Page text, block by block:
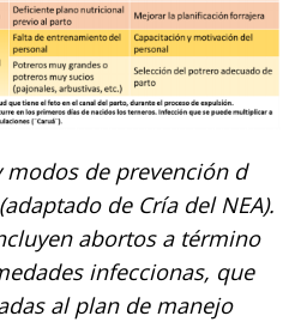
modos de prevención d
de Cría del NEA).
abortos a término
infeccionas, que
al plan de manejo